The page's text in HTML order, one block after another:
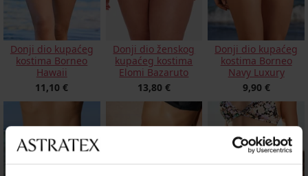
Donji dio kupaćeg
kostima Borneo
Hawaii
11,10 €
Donji dio ženskog
kupaćeg kostima
Elomi Bazaruto
13,80 €
Donji dio kupaćeg
kostima Borneo
Navy Luxury
9,90 €